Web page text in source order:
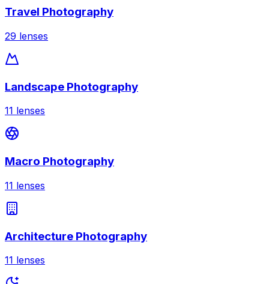
Travel Photography
29 lenses
Landscape Photography
11 lenses
Macro Photography
11 lenses
Architecture Photography
11 lenses